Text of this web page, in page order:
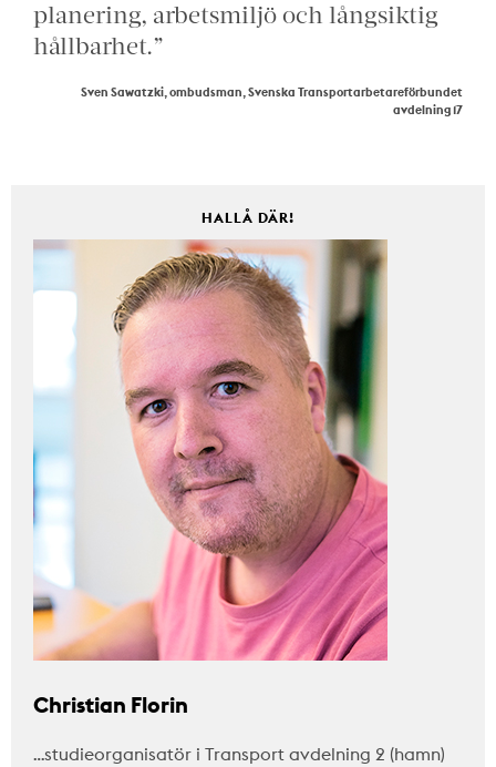
planering, arbetsmiljö och långsiktig
hållbarhet.”
Sven Sawatzki, ombudsman, Svenska Transportarbetareförbundet
avdelning 17
HALLÅ DÄR!
Christian Florin
…studieorganisatör i Transport avdelning 2 (hamn)